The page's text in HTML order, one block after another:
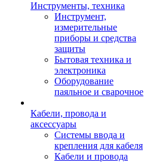
Инструменты, техника
Инструмент,
измерительные
приборы и средства
защиты
Бытовая техника и
электроника
Оборудование
паяльное и сварочное
Кабели, провода и
аксессуары
Системы ввода и
крепления для кабеля
Кабели и провода